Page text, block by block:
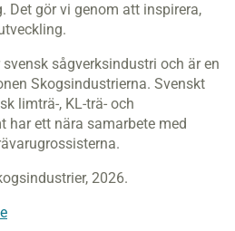
Det gör vi genom att inspirera,
sågverksindustri och är en
Skogsindustrierna. Svenskt
limträ-, KL-trä- och
ett nära samarbete med
2026.